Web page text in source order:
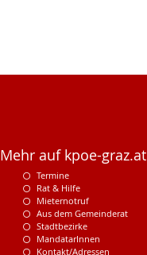
Mehr auf kpoe-graz.at
Termine
Rat & Hilfe
Mieternotruf
Aus dem Gemeinderat
Stadtbezirke
MandatarInnen
Kontakt/Adressen